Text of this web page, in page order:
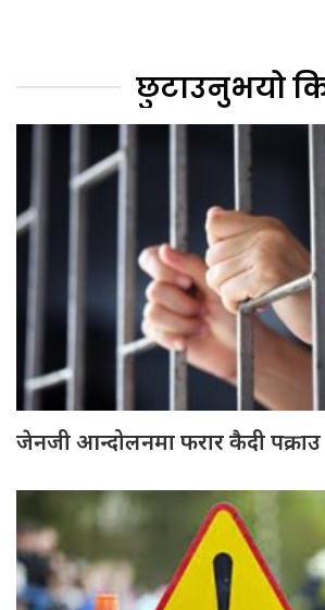
छुटाउनुभयो
जेनजी आन्दोलनमा फरार कैदी पक्राउ